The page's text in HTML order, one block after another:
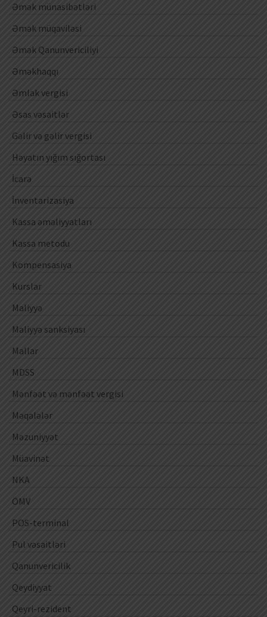
Əmək münasibətləri
Əmək müqaviləsi
Əmək Qanunvericiliyi
Əməkhaqqı
Əmlak vergisi
Əsas vəsaitlər
Gəlir və gəlir vergisi
Həyatın yığım sığortası
İcarə
İnventarizasiya
Kassa əməliyyatları
Kassa metodu
Kompensasiya
Kurslar
Maliyyə
Maliyyə sanksiyası
Mallar
MDSS
Mənfəət və mənfəət vergisi
Məqalələr
Məzuniyyət
Müavinət
NKA
ÖMV
POS-terminal
Pul vəsaitləri
Qanunvericilik
Qeydiyyat
Qeyri-rezident